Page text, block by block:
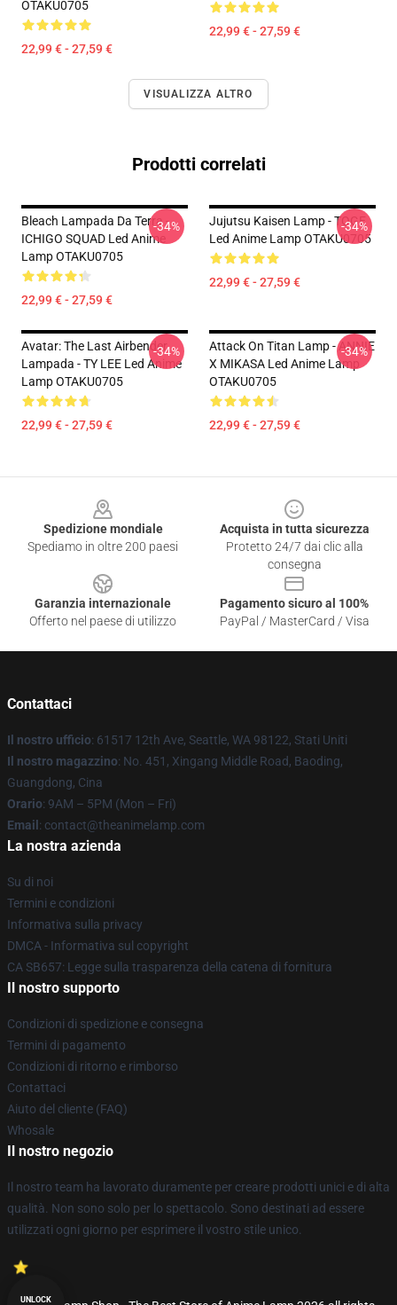
OTAKU0705
22,99 € - 27,59 €
22,99 € - 27,59 €
VISUALIZZA ALTRO
Prodotti correlati
Bleach Lampada Da Terra -
ICHIGO SQUAD Led Anime
Lamp OTAKU0705
22,99 € - 27,59 €
-34%
Jujutsu Kaisen Lamp - TOGE
Led Anime Lamp OTAKU0705
22,99 € - 27,59 €
-34%
Avatar: The Last Airbender
Lampada - TY LEE Led Anime
Lamp OTAKU0705
22,99 € - 27,59 €
-34%
Attack On Titan Lamp - ANNIE
X MIKASA Led Anime Lamp
OTAKU0705
22,99 € - 27,59 €
-34%
Spedizione mondiale
Spediamo in oltre 200 paesi
Acquista in tutta sicurezza
Protetto 24/7 dai clic alla
consegna
Garanzia internazionale
Offerto nel paese di utilizzo
Pagamento sicuro al 100%
PayPal / MasterCard / Visa
Contattaci
Il nostro ufficio: 61517 12th Ave, Seattle, WA 98122, Stati Uniti
Il nostro magazzino: No. 451, Xingang Middle Road, Baoding,
Guangdong, Cina
Orario: 9AM – 5PM (Mon – Fri)
Email : contact@theanimelamp.com
La nostra azienda
Su di noi
Termini e condizioni
Informativa sulla privacy
DMCA - Informativa sul copyright
CA SB657: Legge sulla trasparenza della catena di fornitura
Il nostro supporto
Condizioni di spedizione e consegna
Termini di pagamento
Condizioni di ritorno e rimborso
Contattaci
Aiuto del cliente (FAQ)
Whosale
Il nostro negozio
Il nostro team ha lavorato duramente per creare prodotti unici e di alta
qualità. Non sono solo per lo spettacolo. Sono destinati ad essere
utilizzati ogni giorno per esprimere il vostro stile unico.
UNLOCK